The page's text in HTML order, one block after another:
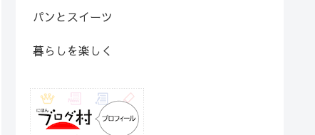
パンとスイーツ
暮らしを楽しく